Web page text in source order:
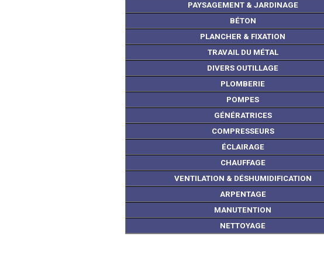
PAYSAGEMENT & JARDINAGE
BÉTON
PLANCHER & FIXATION
TRAVAIL DU MÉTAL
DIVERS OUTILLAGE
PLOMBERIE
POMPES
GÉNÉRATRICES
COMPRESSEURS
ÉCLAIRAGE
CHAUFFAGE
VENTILATION & DÉSHUMIDIFICATION
ARPENTAGE
MANUTENTION
NETTOYAGE